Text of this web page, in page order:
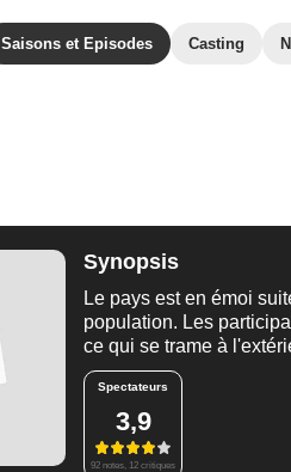
Saisons et Episodes Casting
Synopsis
Le pays est en émoi
population. Les
ce qui se trame à
Spectateurs
3,9
92 notes, 12 critiques